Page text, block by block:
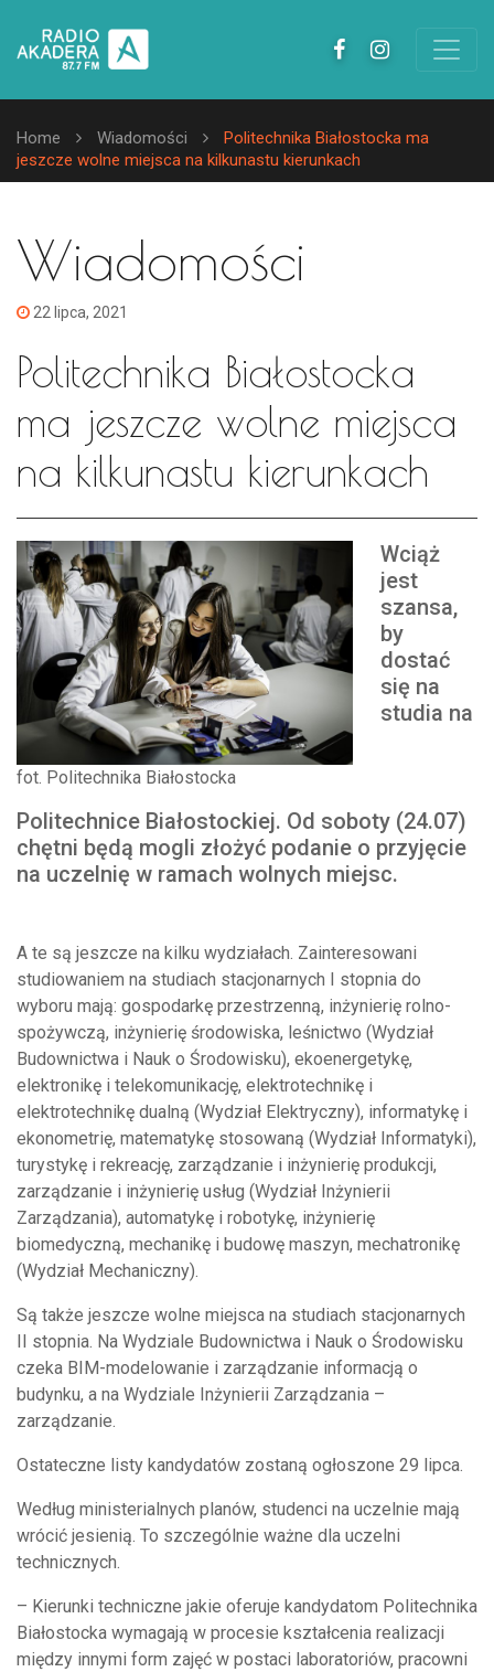
Home Wiadomości
Politechnika Białostocka ma
jeszcze wolne miejsca na kilkunastu kierunkach
Wiadomości
22 lipca, 2021
Politechnika Białostocka
ma jeszcze wolne miejsca
na kilkunastu kierunkach
fot. Politechnika Białostocka
Wciąż
jest
szansa,
by
dostać
się na
studia na
Politechnice Białostockiej. Od soboty (24.07)
chętni będą mogli złożyć podanie o przyjęcie
na uczelnię w ramach wolnych miejsc.
A te są jeszcze na kilku wydziałach. Zainteresowani
studiowaniem na studiach stacjonarnych I stopnia do
wyboru mają: gospodarkę przestrzenną, inżynierię rolno-
spożywczą, inżynierię środowiska, leśnictwo (Wydział
Budownictwa i Nauk o Środowisku), ekoenergetykę,
elektronikę i telekomunikację, elektrotechnikę i
elektrotechnikę dualną (Wydział Elektryczny), informatykę i
ekonometrię, matematykę stosowaną (Wydział Informatyki),
turystykę i rekreację, zarządzanie i inżynierię produkcji,
zarządzanie i inżynierię usług (Wydział Inżynierii
Zarządzania), automatykę i robotykę, inżynierię
biomedyczną, mechanikę i budowę maszyn, mechatronikę
(Wydział Mechaniczny).
Są także jeszcze wolne miejsca na studiach stacjonarnych
II stopnia. Na Wydziale Budownictwa i Nauk o Środowisku
czeka BIM-modelowanie i zarządzanie informacją o
budynku, a na Wydziale Inżynierii Zarządzania –
zarządzanie.
Ostateczne listy kandydatów zostaną ogłoszone 29 lipca.
Według ministerialnych planów, studenci na uczelnie mają
wrócić jesienią. To szczególnie ważne dla uczelni
technicznych.
– Kierunki techniczne jakie oferuje kandydatom Politechnika
Białostocka wymagają w procesie kształcenia realizacji
między innymi form zajęć w postaci laboratoriów, pracowni